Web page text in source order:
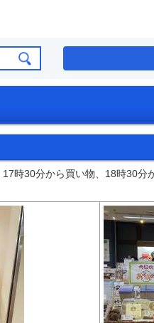
時30分から買い物、18時30分